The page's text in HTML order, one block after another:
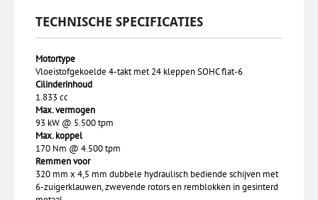
TECHNISCHE SPECIFICATIES
Motortype
Vloeistofgekoelde 4-takt met 24 kleppen SOHC flat-6
Cilinderinhoud
1.833 cc
Max. vermogen
93 kW @ 5.500 tpm
Max. koppel
170 Nm @ 4.500 tpm
Remmen voor
320 mm x 4,5 mm dubbele hydraulisch bediende schijven met
6-zuigerklauwen, zwevende rotors en remblokken in gesinterd